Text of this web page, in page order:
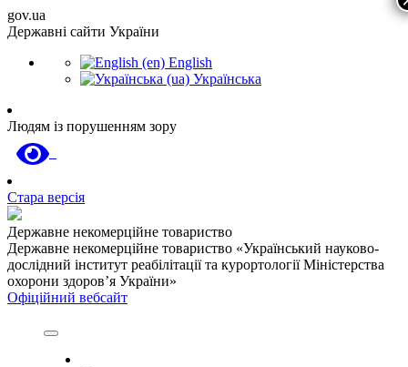
gov.ua
Державні сайти України
English
Українська
Людям із порушенням зору
Стара версія
Державне некомерційне товариство
Державне некомерційне товариство «Український науково-
дослідний інститут реабілітації та курортології Міністерства
охорони здоров’я України»
Офіційний вебсайт